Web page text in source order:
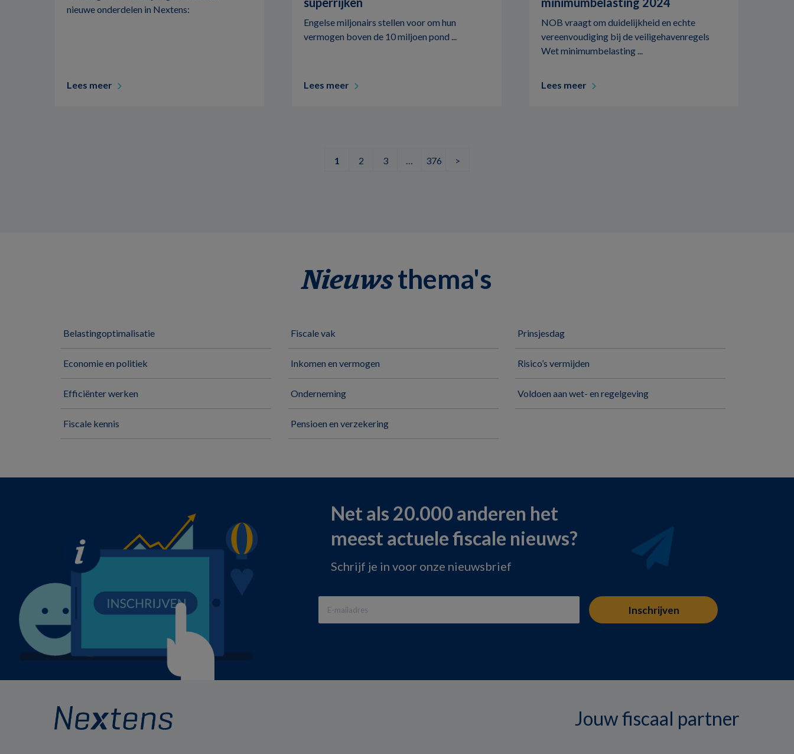
nieuwe onderdelen in Nextens:
Lees meer
Engelse miljonairs stellen voor om hun
vermogen boven de 10 miljoen pond ...
Lees meer
NOB vraagt om duidelijkheid en echte
vereenvoudiging bij de veiligehavenregels
Wet minimumbelasting ...
Lees meer
1 2 3 … 376 >
Nieuwsthema's
Belastingoptimalisatie
Economie en politiek
Efficiënter werken
Fiscale kennis
Fiscale vak
Inkomen en vermogen
Onderneming
Pensioen en verzekering
Prinsjesdag
Risico’s vermijden
Voldoen aan wet- en regelgeving
Net als 20.000 anderen het
meest actuele fiscale nieuws?
Schrijf je in voor onze nieuwsbrief
Jouw fiscaal partner